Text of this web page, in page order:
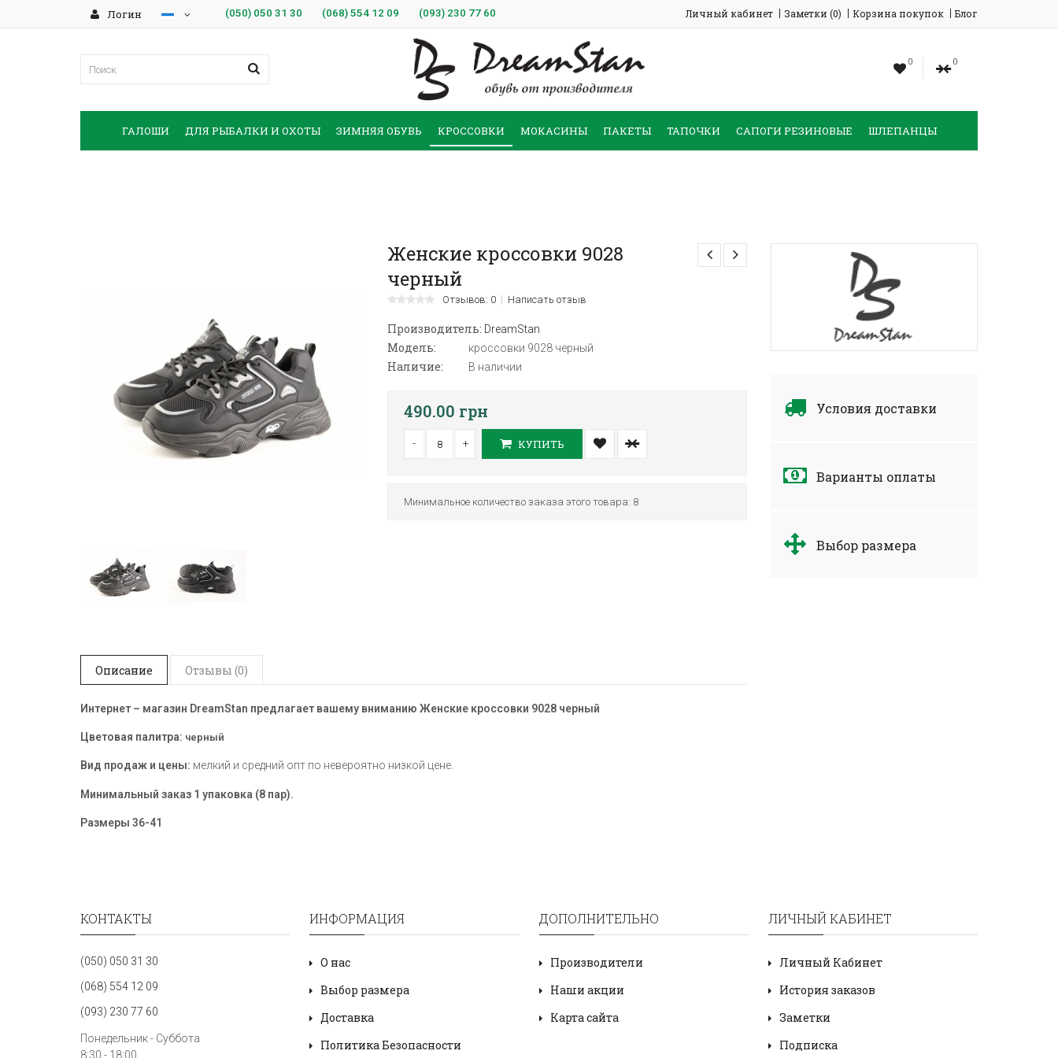
Логин (050) 050 31 30 (068) 554 12 09 (093) 230 77 60 Личный кабинет Заметки (0) Корзина покупок Блог
0 0
ГАЛОШИ ДЛЯ РЫБАЛКИ И ОХОТЫ ЗИМНЯЯ ОБУВЬ КРОССОВКИ МОКАСИНЫ ПАКЕТЫ ТАПОЧКИ САПОГИ РЕЗИНОВЫЕ ШЛЕПАНЦЫ
Условия доставки
Варианты оплаты
Выбор размера
Женские кроссовки 9028
черный
Отзывов: 0 Написать отзыв
Производитель: DreamStan
Модель: кроссовки 9028 черный
Наличие: В наличии
490.00 грн
- + КУПИТЬ
Минимальное количество заказа этого товара: 8
Описание Отзывы (0)
Интернет – магазин DreamStan предлагает вашему вниманию Женские кроссовки 9028 черный
Цветовая палитра: черный
Вид продаж и цены: мелкий и средний опт по невероятно низкой цене.
Минимальный заказ 1 упаковка (8 пар).
Размеры 36-41
КОНТАКТЫ
(050) 050 31 30
(068) 554 12 09
(093) 230 77 60
Понедельник - Суббота
8:30 - 18:00
ИНФОРМАЦИЯ
О нас
Выбор размера
Доставка
Политика Безопасности
ДОПОЛНИТЕЛЬНО
Производители
Наши акции
Карта сайта
ЛИЧНЫЙ КАБИНЕТ
Личный Кабинет
История заказов
Заметки
Подписка